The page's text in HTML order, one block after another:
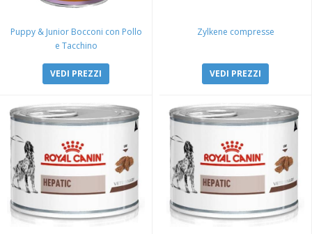
Puppy & Junior Bocconi con Pollo
e Tacchino
VEDI PREZZI
Zylkene compresse
VEDI PREZZI